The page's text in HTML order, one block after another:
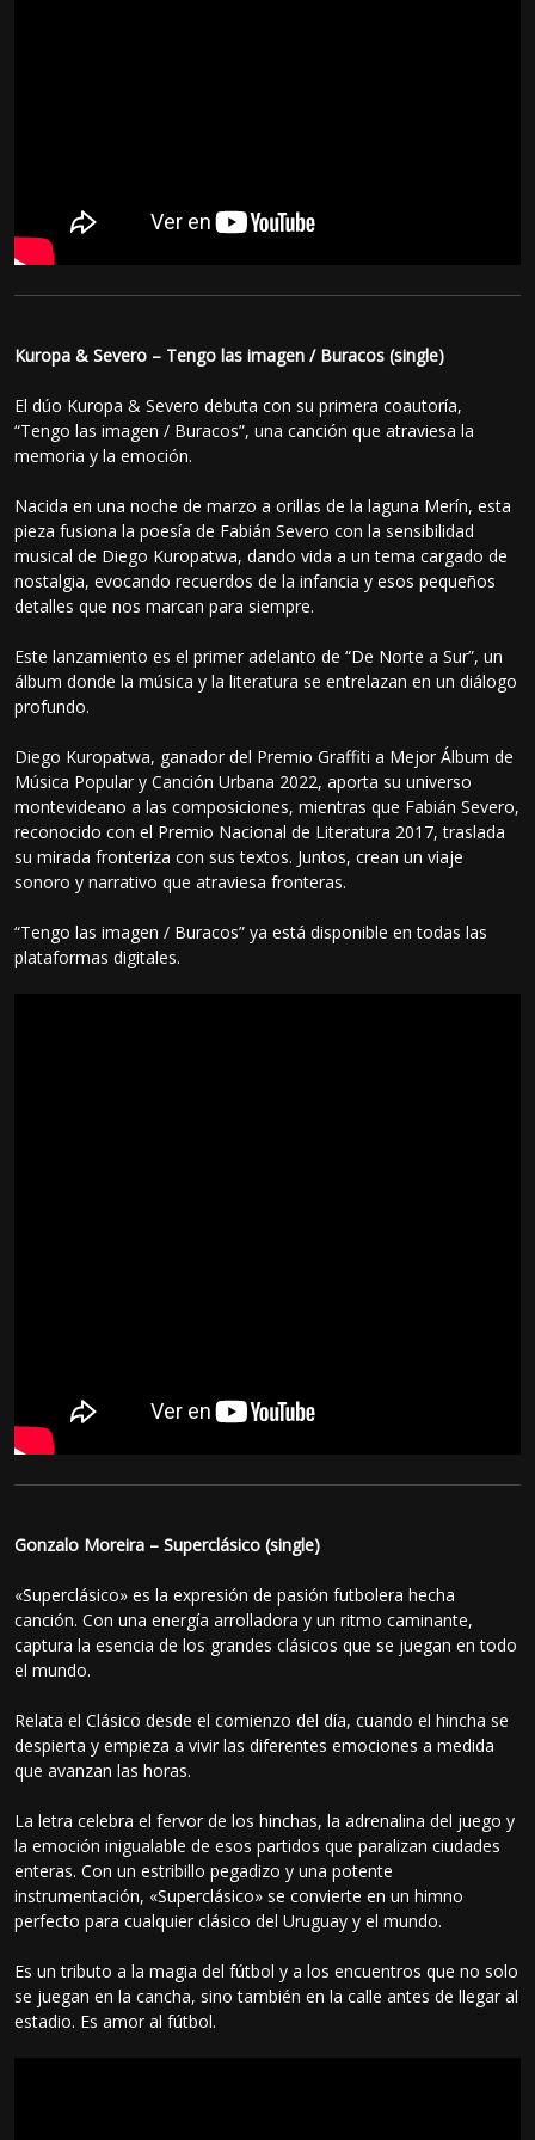
Kuropa & Severo – Tengo las imagen / Buracos (single)
El dúo Kuropa & Severo debuta con su primera coautoría,
“Tengo las imagen / Buracos”, una canción que atraviesa la
memoria y la emoción.
Nacida en una noche de marzo a orillas de la laguna Merín, esta
pieza fusiona la poesía de Fabián Severo con la sensibilidad
musical de Diego Kuropatwa, dando vida a un tema cargado de
nostalgia, evocando recuerdos de la infancia y esos pequeños
detalles que nos marcan para siempre.
Este lanzamiento es el primer adelanto de “De Norte a Sur”, un
álbum donde la música y la literatura se entrelazan en un diálogo
profundo.
Diego Kuropatwa, ganador del Premio Graffiti a Mejor Álbum de
Música Popular y Canción Urbana 2022, aporta su universo
montevideano a las composiciones, mientras que Fabián Severo,
reconocido con el Premio Nacional de Literatura 2017, traslada
su mirada fronteriza con sus textos. Juntos, crean un viaje
sonoro y narrativo que atraviesa fronteras.
“Tengo las imagen / Buracos” ya está disponible en todas las
plataformas digitales.
Gonzalo Moreira – Superclásico (single)
«Superclásico» es la expresión de pasión futbolera hecha
canción. Con una energía arrolladora y un ritmo caminante,
captura la esencia de los grandes clásicos que se juegan en todo
el mundo.
Relata el Clásico desde el comienzo del día, cuando el hincha se
despierta y empieza a vivir las diferentes emociones a medida
que avanzan las horas.
La letra celebra el fervor de los hinchas, la adrenalina del juego y
la emoción inigualable de esos partidos que paralizan ciudades
enteras. Con un estribillo pegadizo y una potente
instrumentación, «Superclásico» se convierte en un himno
perfecto para cualquier clásico del Uruguay y el mundo.
Es un tributo a la magia del fútbol y a los encuentros que no solo
se juegan en la cancha, sino también en la calle antes de llegar al
estadio. Es amor al fútbol.